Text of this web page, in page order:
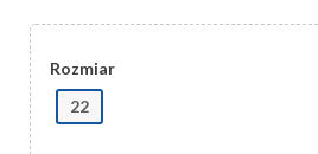
Rozmiar
22